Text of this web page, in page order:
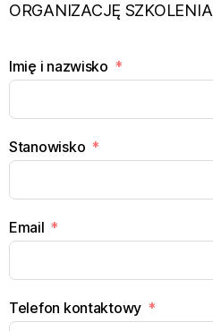
ORGANIZACJĘ SZKOLENIA
Imię i nazwisko
Stanowisko
Email
Telefon kontaktowy